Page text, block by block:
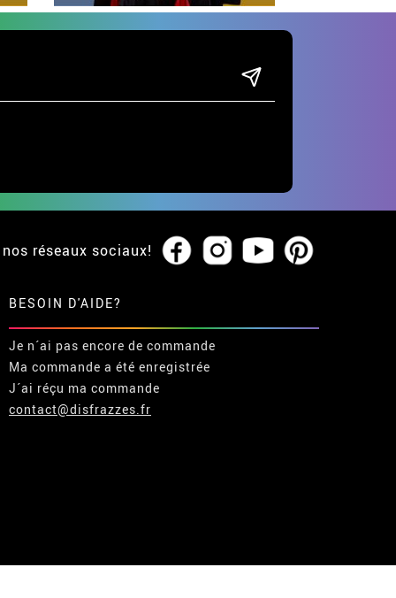
réseaux sociaux!
BESOIN D'AIDE?
Je n´ai pas encore de commande
Ma commande a été enregistrée
J´ai réçu ma commande
contact@disfrazzes.fr